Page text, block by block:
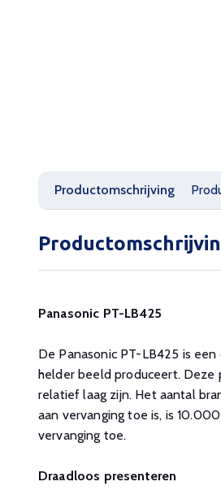
Productomschrijving
Panasonic PT-LB425
De Panasonic PT-LB425 is
helder beeld produceert. Deze
relatief laag zijn. Het aantal
aan vervanging toe is, is
vervanging toe.
Draadloos presenteren